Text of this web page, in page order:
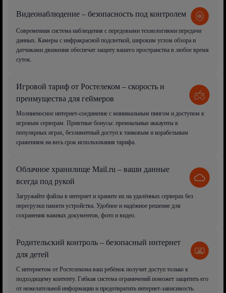
Видеонаблюдение – безопасность под контролем
Современная система наблюдения с передовыми технологиями передачи
данных. Камеры с инфракрасной подсветкой, широким углом обзора и
датчиками движения обеспечат защиту вашего пространства в любое время
суток.
Игровой тариф от Ростелеком – скорость и
преимущества для геймеров
Молниеносное интернет-соединение с минимальным пингом и доступом к
игровым серверам. Приятные бонусы: премиальные аккаунты в
популярных играх, безлимитный доступ к танковым и корабельным
сражениям на весь срок использования тарифа.
Облачное хранилище Mail.ru – ваши данные
всегда под рукой
Загружайте файлы в интернет и храните их на удалённых серверах без
перегрузки памяти устройства. Удобное и надёжное решение для
сохранения важных документов, фото и видео.
Родительский контроль – безопасный интернет
для детей
С интернетом от Ростелекома ваш ребёнок получит доступ только к
подходящему контенту. Гибкая система ограничений поможет защитить его
от нежелательной информации и предотвратить интернет-зависимость.